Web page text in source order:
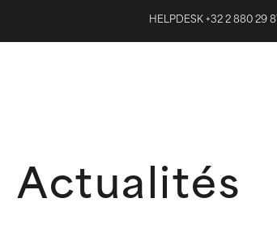
HELPDESK +32 2 880 29
Actualités